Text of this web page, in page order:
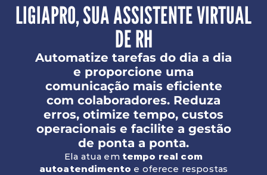
LIGIAPRO, SUA ASSISTENTE VIRTUAL
DE RH
Automatize tarefas do dia a dia
e proporcione uma
comunicação mais eficiente
com colaboradores. Reduza
erros, otimize tempo, custos
operacionais e facilite a gestão
de ponta a ponta.
Ela atua em tempo real com
autoatendimento e oferece respostas